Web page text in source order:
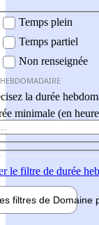
Temps plein
Temps partiel
Non renseignée
la durée
minimale (en
le filtre de durée
filtres de Domaine